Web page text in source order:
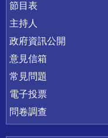
節目表
主持人
政府資訊公開
意見信箱
常見問題
電子投票
問卷調查